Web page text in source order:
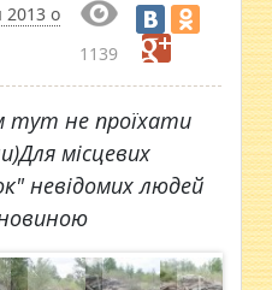
2013 о
1139
тут не проїхати
місцевих
невідомих людей